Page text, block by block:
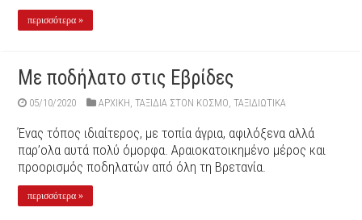
περισσότερα »
Με ποδήλατο στις Εβρίδες
05/10/2020 ΑΡΧΙΚΉ ,ΤΑΞΙΔΙΑ ΣΤΟΝ ΚΟΣΜΟ ,ΤΑΞΙΔΙΩΤΙΚΑ
Ένας τόπος ιδιαίτερος, με τοπία άγρια, αφιλόξενα αλλά
παρ’ολα αυτά πολύ όμορφα. Αραιοκατοικημένο μέρος και
προορισμός ποδηλατών από όλη τη Βρετανία.
περισσότερα »